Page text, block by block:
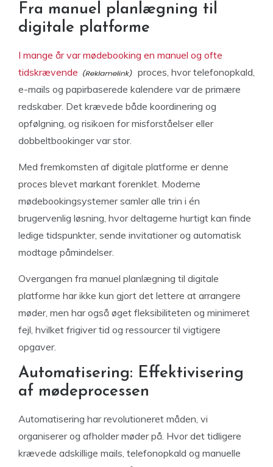
Fra manuel planlægning til
digitale platforme
I mange år var mødebooking en manuel og ofte
tidskrævende
proces, hvor telefonopkald,
e-mails og papirbaserede kalendere var de primære
redskaber. Det krævede både koordinering og
opfølgning, og risikoen for misforståelser eller
dobbeltbookinger var stor.
Med fremkomsten af digitale platforme er denne
proces blevet markant forenklet. Moderne
mødebookingsystemer samler alle trin i én
brugervenlig løsning, hvor deltagerne hurtigt kan finde
ledige tidspunkter, sende invitationer og automatisk
modtage påmindelser.
Overgangen fra manuel planlægning til digitale
platforme har ikke kun gjort det lettere at arrangere
møder, men har også øget fleksibiliteten og minimeret
fejl, hvilket frigiver tid og ressourcer til vigtigere
opgaver.
Automatisering: Effektivisering
af mødeprocessen
Automatisering har revolutioneret måden, vi
organiserer og afholder møder på. Hvor det tidligere
krævede adskillige mails, telefonopkald og manuelle